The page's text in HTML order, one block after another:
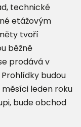
technické
etážovým
tvoří
běžně
prodává v
budou
leden roku
bude obchod